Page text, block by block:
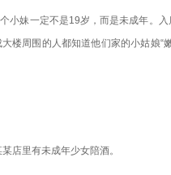
小妹一定不是19岁，而是未成年。
楼周围的人都知道他们家的小姑娘“
店里有未成年少女陪酒。